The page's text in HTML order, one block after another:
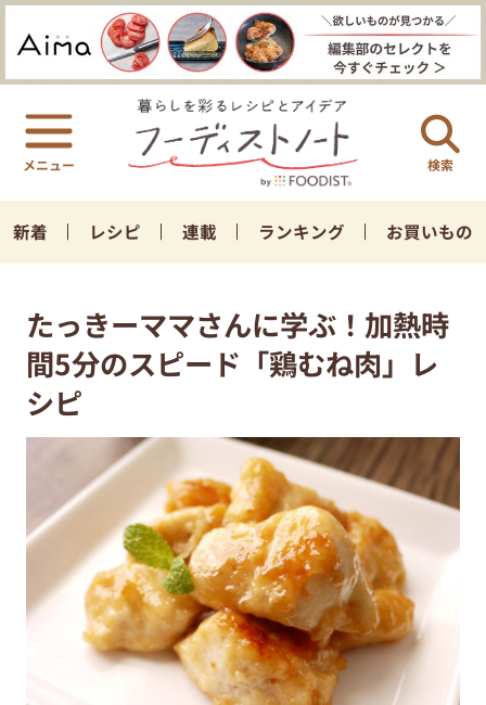
検索
新着 レシピ 連載 ランキング お買いもの
たっきーママさんに学ぶ！加熱時
間5分のスピード「鶏むね肉」レ
シピ